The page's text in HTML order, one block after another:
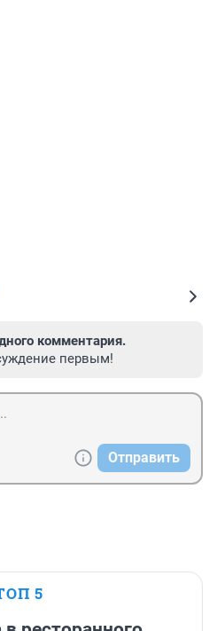
комментария.
первым!
Отправить
5